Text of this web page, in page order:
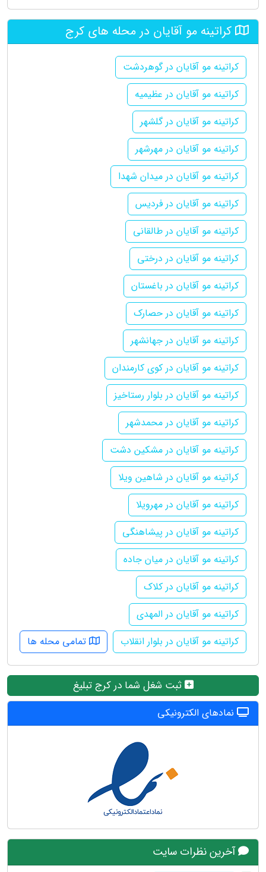
کراتینه مو آقایان در محله های کرج
کراتینه مو آقایان در گوهردشت
کراتینه مو آقایان در عظیمیه
کراتینه مو آقایان در گلشهر
کراتینه مو آقایان در مهرشهر
کراتینه مو آقایان در میدان شهدا
کراتینه مو آقایان در فردیس
کراتینه مو آقایان در طالقانی
کراتینه مو آقایان در درختی
کراتینه مو آقایان در باغستان
کراتینه مو آقایان در حصارک
کراتینه مو آقایان در جهانشهر
کراتینه مو آقایان در کوی کارمندان
کراتینه مو آقایان در بلوار رستاخیز
کراتینه مو آقایان در محمدشهر
کراتینه مو آقایان در مشکین دشت
کراتینه مو آقایان در شاهین ویلا
کراتینه مو آقایان در مهرویلا
کراتینه مو آقایان در پیشاهنگی
کراتینه مو آقایان در میان جاده
کراتینه مو آقایان در کلاک
کراتینه مو آقایان در المهدی
کراتینه مو آقایان در بلوار انقلاب
تمامی محله ها
ثبت شغل شما در کرج تبلیغ
نمادهای الکترونیکی
آخرین نظرات سایت